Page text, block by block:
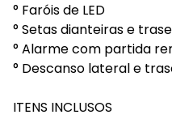
° Faróis de LED
° Setas dianteiras e
° Alarme com partida
° Descanso lateral e
ITENS INCLUSOS